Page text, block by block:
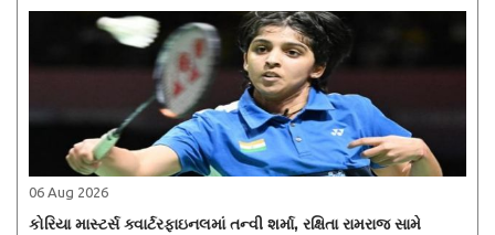
06 Aug 2026
કોરિયા માસ્ટર્સ ક્વાર્ટરફાઇનલમાં તન્વી શર્મા, રક્ષિતા રામરાજ સામે